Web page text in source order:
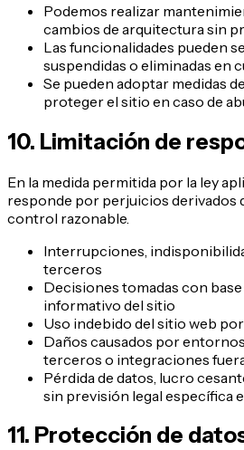
Podemos realizar
cambios de arquitectura sin
Las funcionalidades pueden
suspendidas o eliminadas en
Se pueden adoptar medidas
proteger el sitio en caso de
10. Limitación de
En la medida permitida por la ley
responde por perjuicios derivados
control razonable.
Interrupciones,
terceros
Decisiones tomadas con
informativo del sitio
Uso indebido del sitio web
Daños causados por
terceros o integraciones
Pérdida de datos, lucro
sin previsión legal específica
11. Protección de